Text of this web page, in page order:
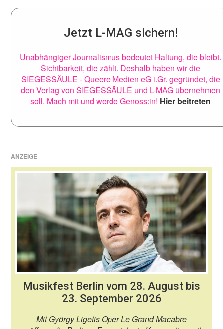
Jetzt L-MAG sichern!
Unabhängiger Journalismus bedeutet Haltung, die bleibt.
Sichtbarkeit, die zählt. Deshalb haben wir die
SIEGESSÄULE - Queere Medien eG i.Gr. gegründet, die
den Verlag von SIEGESSÄULE und L-MAG übernehmen
soll. Mach mit und werde Genoss:in! Hier beitreten
ANZEIGE
Musikfest Berlin vom 28. August bis
23. September 2026
Mit György Ligetis Oper Le Grand Macabre